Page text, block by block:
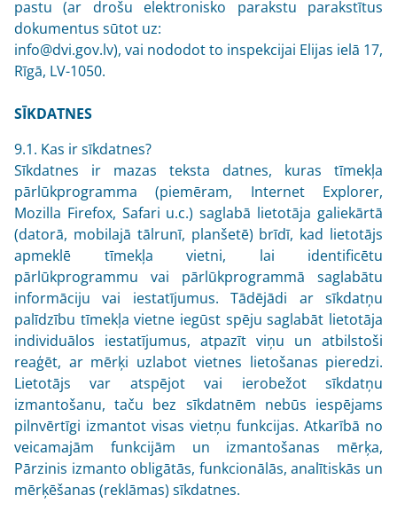
pastu (ar drošu elektronisko parakstu parakstītus
dokumentus sūtot uz:
info@dvi.gov.lv), vai nododot to inspekcijai Elijas ielā 17,
Rīgā, LV-1050.
SĪKDATNES
9.1. Kas ir sīkdatnes?
Sīkdatnes ir mazas teksta datnes, kuras tīmekļa
pārlūkprogramma (piemēram, Internet Explorer,
Mozilla Firefox, Safari u.c.) saglabā lietotāja galiekārtā
(datorā, mobilajā tālrunī, planšetē) brīdī, kad lietotājs
apmeklē tīmekļa vietni, lai identificētu
pārlūkprogrammu vai pārlūkprogrammā saglabātu
informāciju vai iestatījumus. Tādējādi ar sīkdatņu
palīdzību tīmekļa vietne iegūst spēju saglabāt lietotāja
individuālos iestatījumus, atpazīt viņu un atbilstoši
reaģēt, ar mērķi uzlabot vietnes lietošanas pieredzi.
Lietotājs var atspējot vai ierobežot sīkdatņu
izmantošanu, taču bez sīkdatnēm nebūs iespējams
pilnvērtīgi izmantot visas vietņu funkcijas. Atkarībā no
veicamajām funkcijām un izmantošanas mērķa,
Pārzinis izmanto obligātās, funkcionālās, analītiskās un
mērķēšanas (reklāmas) sīkdatnes.